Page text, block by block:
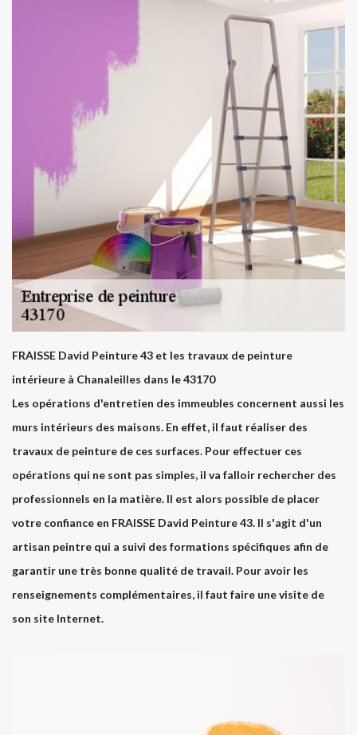
FRAISSE David Peinture 43 et les travaux de peinture
intérieure à Chanaleilles dans le 43170
Les opérations d'entretien des immeubles concernent aussi les
murs intérieurs des maisons. En effet, il faut réaliser des
travaux de peinture de ces surfaces. Pour effectuer ces
opérations qui ne sont pas simples, il va falloir rechercher des
professionnels en la matière. Il est alors possible de placer
votre confiance en FRAISSE David Peinture 43. Il s'agit d'un
artisan peintre qui a suivi des formations spécifiques afin de
garantir une très bonne qualité de travail. Pour avoir les
renseignements complémentaires, il faut faire une visite de
son site Internet.